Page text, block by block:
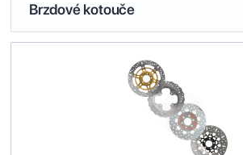
Brzdové kotouče